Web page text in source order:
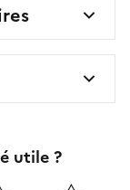
utile ?